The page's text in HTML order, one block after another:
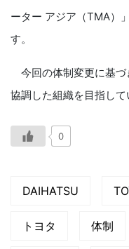
ーター アジア（TMA）
す。
今回の体制変更に基づ
協調した組織を目指して
0
DAIHATSU
トヨタ 体制